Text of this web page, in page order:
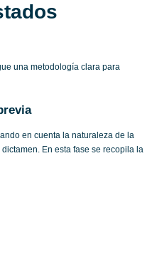
una metodología clara para
en cuenta la naturaleza de la
En esta fase se recopila la